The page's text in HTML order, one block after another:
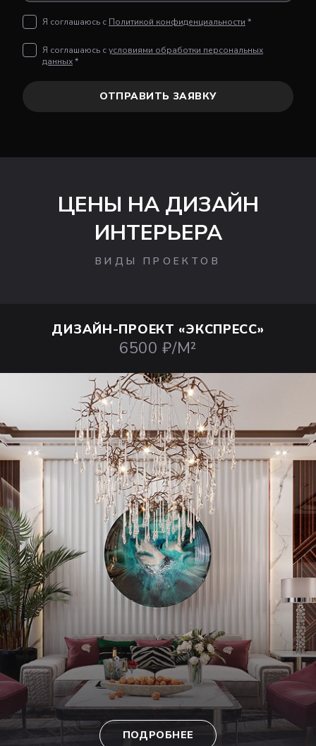
Я соглашаюсь с Политикой конфиденциальности *
Я соглашаюсь сусловиями обработки персональных
данных*
ОТПРАВИТЬ ЗАЯВКУ
ЦЕНЫ НА ДИЗАЙН
ИНТЕРЬЕРА
ВИДЫ ПРОЕКТОВ
ДИЗАЙН-ПРОЕКТ «ЭКСПРЕСС»
6500 ₽/М²
ПОДРОБНЕЕ